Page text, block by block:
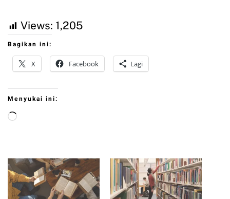
Views: 1,205
Bagikan ini:
X Facebook Lagi
Menyukai ini: